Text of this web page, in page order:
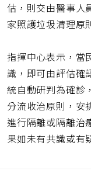
估，則交由醫事人
家照護垃圾清理原
指揮中心表示，當
識，即可由評估確
統自動研判為確診
分流收治原則，安
進行隔離或隔離治
果如未有共識或有